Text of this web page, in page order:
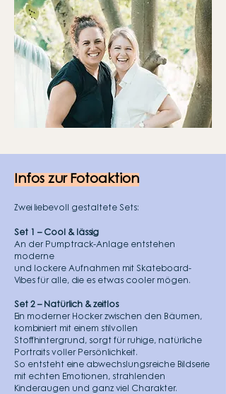
Infos zur Fotoaktion
Zwei liebevoll gestaltete Sets:
Set 1 – Cool & lässig
An der Pumptrack-Anlage entstehen
moderne
und lockere Aufnahmen mit Skateboard-
Vibes für alle, die es etwas cooler mögen.
Set 2 – Natürlich & zeitlos
Ein moderner Hocker zwischen den Bäumen,
kombiniert mit einem stilvollen
Stoffhintergrund, sorgt für ruhige, natürliche
Portraits voller Persönlichkeit.
So entsteht eine abwechslungsreiche Bildserie
mit echten Emotionen, strahlenden
Kinderaugen und ganz viel Charakter.